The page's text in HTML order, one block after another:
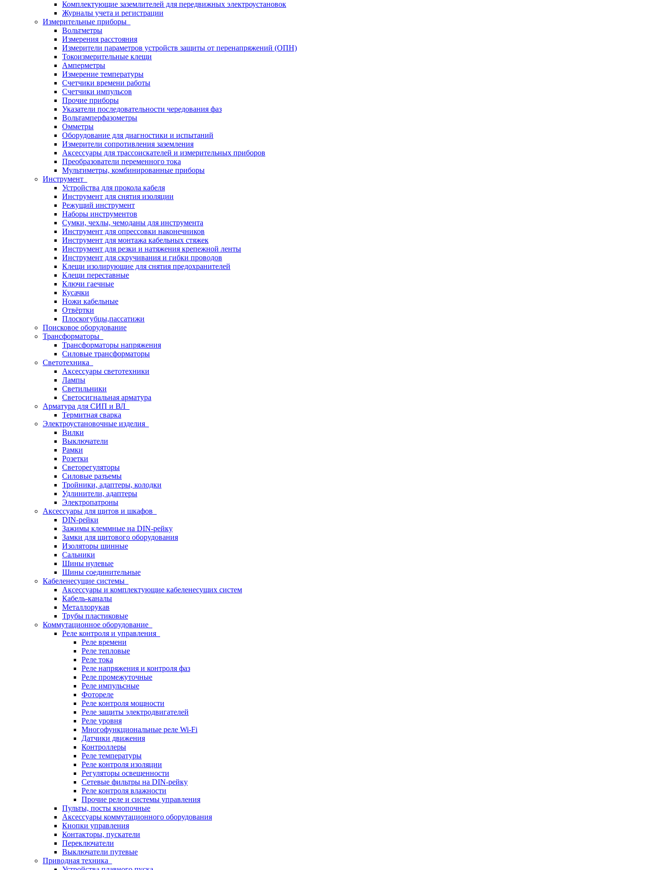
Комплектующие заземлителей для передвижных электроустановок
Журналы учета и регистрации
Измерительные приборы
Вольтметры
Измерения расстояния
Измерители параметров устройств защиты от перенапряжений (ОПН)
Токоизмерительные клещи
Амперметры
Измерение температуры
Счетчики времени работы
Счетчики импульсов
Прочие приборы
Указатели последовательности чередования фаз
Вольтамперфазометры
Омметры
Оборудование для диагностики и испытаний
Измерители сопротивления заземления
Аксессуары для трассоискателей и измерительных приборов
Преобразователи переменного тока
Мультиметры, комбинированные приборы
Инструмент
Устройства для прокола кабеля
Инструмент для снятия изоляции
Режущий инструмент
Наборы инструментов
Сумки, чехлы, чемоданы для инструмента
Инструмент для опрессовки наконечников
Инструмент для монтажа кабельных стяжек
Инструмент для резки и натяжения крепежной ленты
Инструмент для скручивания и гибки проводов
Клещи изолирующие для снятия предохранителей
Клещи переставные
Ключи гаечные
Кусачки
Ножи кабельные
Отвёртки
Плоскогубцы,пассатижи
Поисковое оборудование
Трансформаторы
Трансформаторы напряжения
Силовые трансформаторы
Светотехника
Аксессуары светотехники
Лампы
Светильники
Светосигнальная арматура
Арматура для СИП и ВЛ
Термитная сварка
Электроустановочные изделия
Вилки
Выключатели
Рамки
Розетки
Светорегуляторы
Силовые разъемы
Тройники, адаптеры, колодки
Удлинители, адаптеры
Электропатроны
Аксессуары для щитов и шкафов
DIN-рейки
Зажимы клеммные на DIN-рейку
Замки для щитового оборудования
Изоляторы шинные
Сальники
Шины нулевые
Шины соединительные
Кабеленесущие системы
Аксессуары и комплектующие кабеленесущих систем
Кабель-каналы
Металлорукав
Трубы пластиковые
Коммутационное оборудование
Реле контроля и управления
Реле времени
Реле тепловые
Реле тока
Реле напряжения и контроля фаз
Реле промежуточные
Реле импульсные
Фотореле
Реле контроля мощности
Реле защиты электродвигателей
Реле уровня
Многофункциональные реле Wi-Fi
Датчики движения
Контроллеры
Реле температуры
Реле контроля изоляции
Регуляторы освещенности
Сетевые фильтры на DIN-рейку
Реле контроля влажности
Прочие реле и системы управления
Пульты, посты кнопочные
Аксессуары коммутационного оборудования
Кнопки управления
Контакторы, пускатели
Переключатели
Выключатели путевые
Приводная техника